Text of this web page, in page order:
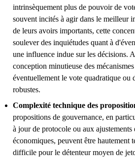
intrinsèquement plus de pouvoir de
souvent incités à agir dans le meilleur
de leurs avoirs importants, cette
soulever des inquiétudes quant à
une influence indue sur les décisions.
conception minutieuse des
éventuellement le vote quadratique ou
robustes.
Complexité technique des
propositions de gouvernance, en
à jour de protocole ou aux ajustements
économiques, peuvent être hautement
difficile pour le détenteur moyen de